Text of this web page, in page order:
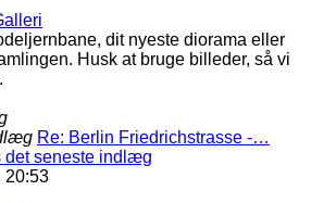
dit nyeste diorama eller
Husk at bruge billeder, så vi
Re: Berlin Friedrichstrasse -…
det seneste indlæg
20:53